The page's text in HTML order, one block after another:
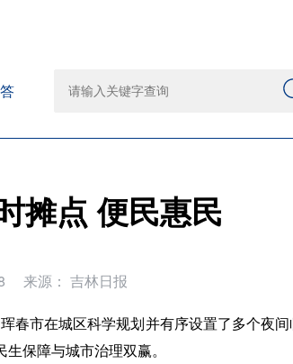
摊点 便民惠民
来源： 吉林日报
春市在城区科学规划并有序设置了多个夜
保障与城市治理双赢。